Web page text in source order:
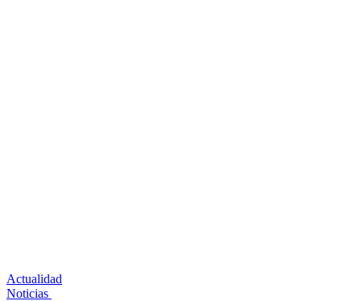
Actualidad
Noticias